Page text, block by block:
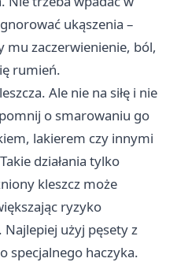
ukąszenia –
mu zaczerwienienie, ból,
rumień.
Ale nie na siłę i nie
o smarowaniu go
lakierem czy innymi
działania tylko
kleszcz może
ryzyko
użyj pęsety z
specjalnego haczyka.